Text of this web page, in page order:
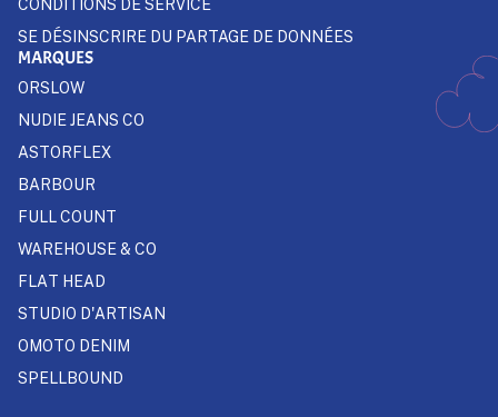
SE DÉSINSCRIRE DU PARTAGE DE DONNÉES
MARQUES
ORSLOW
NUDIE JEANS CO
ASTORFLEX
BARBOUR
FULL COUNT
WAREHOUSE & CO
FLAT HEAD
STUDIO D'ARTISAN
OMOTO DENIM
SPELLBOUND